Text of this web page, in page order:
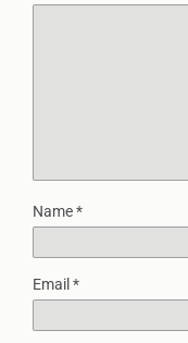
Name*
Email *